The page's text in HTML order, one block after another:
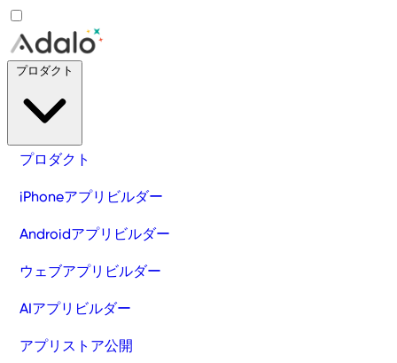
プロダクト
iPhoneアプリビルダー
Androidアプリビルダー
ウェブアプリビルダー
AIアプリビルダー
アプリストア公開